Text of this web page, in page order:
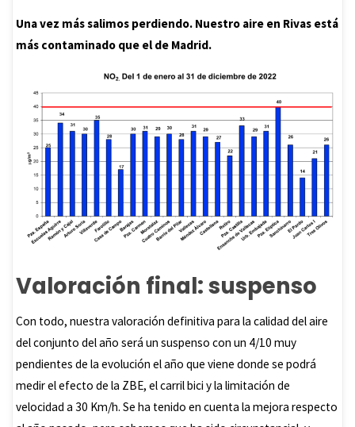
Una vez más salimos perdiendo. Nuestro aire en Rivas está
más contaminado que el de Madrid.
Valoración final: suspenso
Con todo, nuestra valoración definitiva para la calidad del aire
del conjunto del año será un suspenso con un 4/10 muy
pendientes de la evolución el año que viene donde se podrá
medir el efecto de la ZBE, el carril bici y la limitación de
velocidad a 30 Km/h. Se ha tenido en cuenta la mejora respecto